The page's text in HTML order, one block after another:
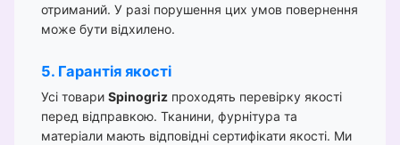
отриманий. У разі порушення цих умов повернення
може бути відхилено.
5. Гарантія якості
Усі товари Spinogriz проходять перевірку якості
перед відправкою. Тканини, фурнітура та
матеріали мають відповідні сертифікати якості. Ми